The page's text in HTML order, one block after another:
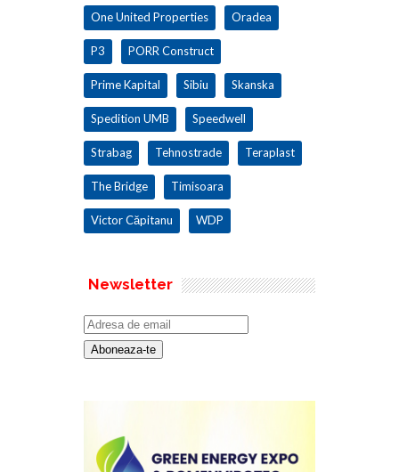
One United Properties Oradea
P3 PORR Construct
Prime Kapital Sibiu Skanska
Spedition UMB Speedwell
Strabag Tehnostrade Teraplast
The Bridge Timisoara
Victor Căpitanu WDP
Newsletter